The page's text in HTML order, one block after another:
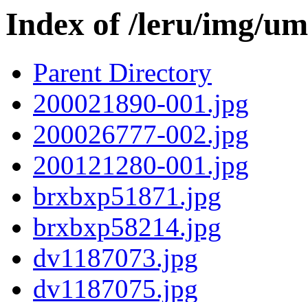
Index of /leru/img/
Parent Directory
200021890-001.jpg
200026777-002.jpg
200121280-001.jpg
brxbxp51871.jpg
brxbxp58214.jpg
dv1187073.jpg
dv1187075.jpg